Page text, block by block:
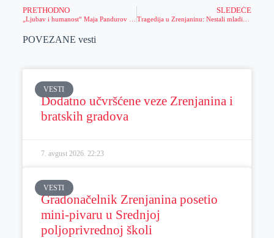
PRETHODNO SLEDEĆE
POVEZANE vesti
VESTI
Dodatno učvršćene veze Zrenjanina i
bratskih gradova
7. avgust 2026. 22:23
VESTI
Gradonačelnik Zrenjanina posetio
mini-pivaru u Srednjoj
poljoprivrednoj školi